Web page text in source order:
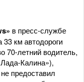
в пресс-службе
км автодороги
70-летний водитель,
Калина»),
предоставил